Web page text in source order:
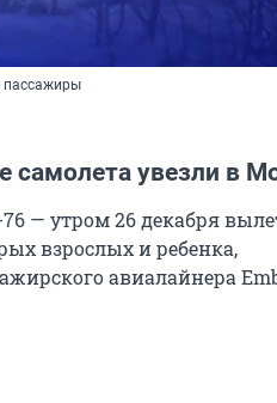
пассажиры
самолета увезли в
— утром 26 декабря
взрослых и ребенка,
авиалайнера